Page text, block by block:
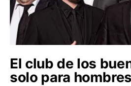
El club de los
solo para hombres